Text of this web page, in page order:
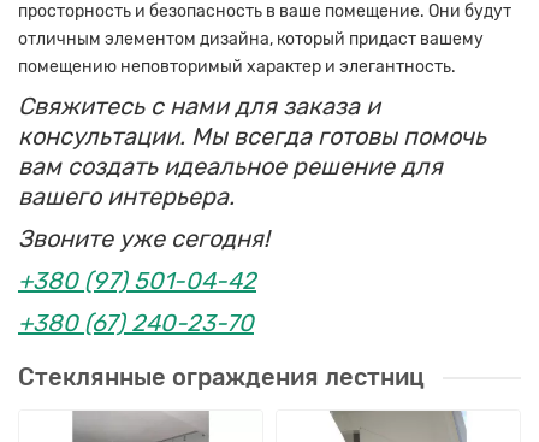
просторность и безопасность в ваше помещение. Они будут
отличным элементом дизайна, который придаст вашему
помещению неповторимый характер и элегантность.
Свяжитесь с нами для заказа и
консультации. Мы всегда готовы помочь
вам создать идеальное решение для
вашего интерьера.
Звоните уже сегодня!
+380 (97) 501-04-42
+380 (67) 240-23-70
Стеклянные ограждения лестниц